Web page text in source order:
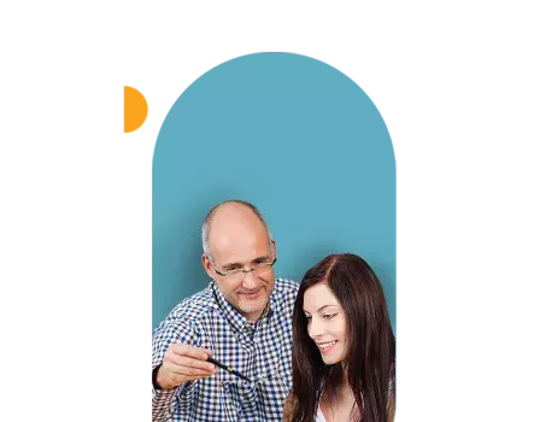
Probestunde möglich!